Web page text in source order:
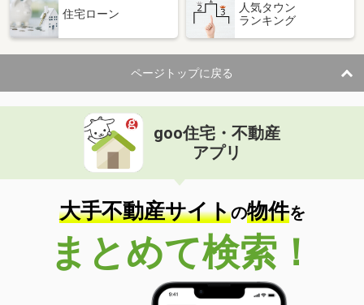
住宅ローン
人気タウン
ランキング
ページトップに戻る
goo住宅・不動産
アプリ
大手不動産サイトの物件を
まとめて検索！